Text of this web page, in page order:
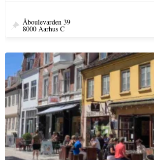
Åboulevarden 39
8000 Aarhus C